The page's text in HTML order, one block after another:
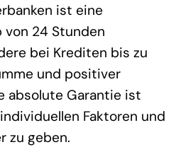
ist eine
von 24 Stunden
bei Krediten bis zu
und positiver
absolute Garantie ist
Faktoren und
zu geben.